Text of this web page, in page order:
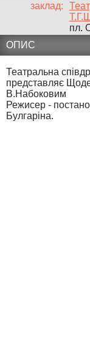
заклад:
пл.
ОПИС
Театральна
представляє
В.Набоковим
Режисер -
Булгаріна.